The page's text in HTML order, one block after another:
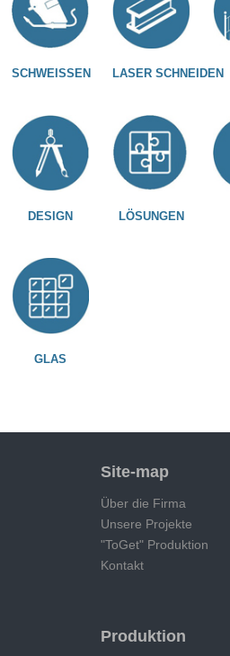
SCHWEISSEN LASER SCHNEIDEN
DESIGN LÖSUNGEN
GLAS
Site-map
Über die Firma
Unsere Projekte
"ToGet" Produktion
Kontakt
Produktion